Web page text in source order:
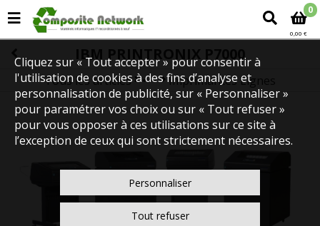
0
0,00 €
IBM PRINTRONIX P7000
Tous les articles
IMPRIMANTES
Imprimantes Lignes
Cliquez sur « Tout accepter » pour consentir à
l'utilisation de cookies à des fins d’analyse et
personnalisation de publicité, sur « Personnaliser »
pour paramétrer vos choix ou sur « Tout refuser »
pour vous opposer à ces utilisations sur ce site à
l’exception de ceux qui sont strictement nécessaires.
Personnaliser
Tout refuser